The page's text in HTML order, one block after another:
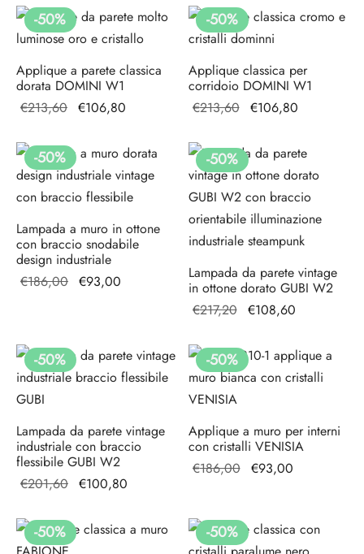
era:
€122,40.
attuale
è:
era:
€148,80.
attuale
-50%
Applique a parete classica
dorata DOMINI W1
€213,60 Il prezzo
era:
€213,60.
€106,80
€106,80.
-50%
Applique classica per
corridoio DOMINI W1
€213,60 Il prezzo
era:
€213,60.
€106,80
€106,80.
-50%
Lampada a muro in ottone
con braccio snodabile
design industriale
€186,00 Il prezzo
€93,00
€93,00.
-50%
Lampada da parete vintage
in ottone dorato GUBI W2
€217,20 Il prezzo
era:
€217,20.
€108,60
€108,60.
-50%
Lampada da parete vintage
industriale con braccio
flessibile GUBI W2
€201,60 Il prezzo
era:
€100,80
€100,80.
-50%
Applique a muro per interni
con cristalli VENISIA
€186,00 Il prezzo
€186,00.
€93,00
è:
€93,00.
-50% -50%